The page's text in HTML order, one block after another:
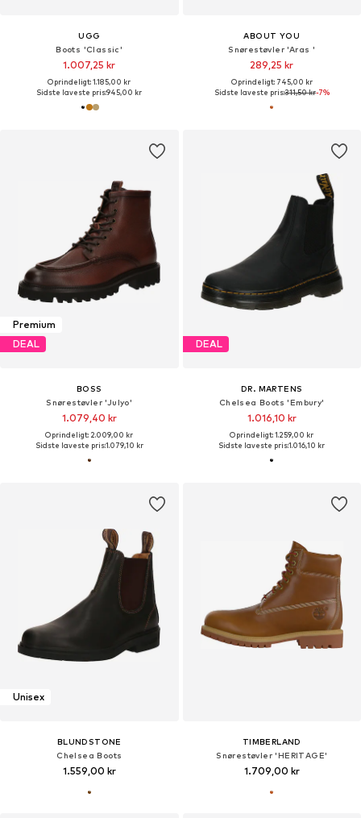
UGG
Boots 'Classic'
1.007,25 kr
Oprindeligt: 1.185,00 kr
Sidste laveste pris:945,00 kr
ABOUT YOU
Snørestøvler 'Aras '
289,25 kr
Oprindeligt: 745,00 kr
Sidste laveste pris:311,50 kr-7%
Premium
DEAL
BOSS
Snørestøvler 'Julyo'
1.079,40 kr
Oprindeligt: 2.009,00 kr
Sidste laveste pris:1.079,10 kr
DEAL
DR. MARTENS
Chelsea Boots 'Embury'
1.016,10 kr
Oprindeligt: 1.259,00 kr
Sidste laveste pris:1.016,10 kr
Unisex
BLUNDSTONE
Chelsea Boots
1.559,00 kr
TIMBERLAND
Snørestøvler 'HERITAGE'
1.709,00 kr